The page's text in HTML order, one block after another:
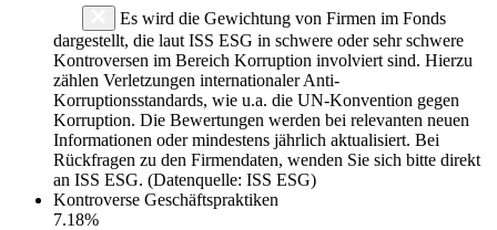
Es wird die Gewichtung von Firmen im Fonds
dargestellt, die laut ISS ESG in schwere oder sehr schwere
Kontroversen im Bereich Korruption involviert sind. Hierzu
zählen Verletzungen internationaler Anti-
Korruptionsstandards, wie u.a. die UN-Konvention gegen
Korruption. Die Bewertungen werden bei relevanten neuen
Informationen oder mindestens jährlich aktualisiert. Bei
Rückfragen zu den Firmendaten, wenden Sie sich bitte direkt
an ISS ESG. (Datenquelle: ISS ESG)
Kontroverse Geschäftspraktiken
7.18%